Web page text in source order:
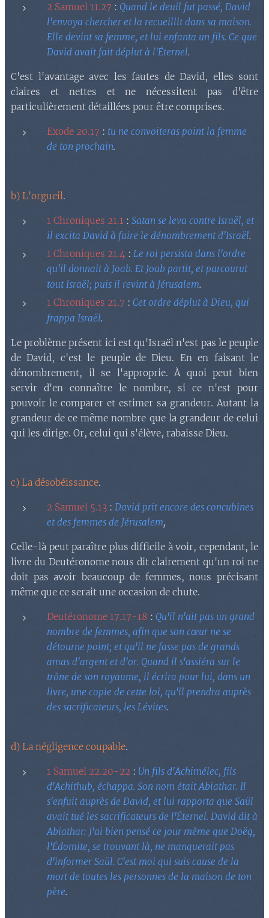
2 Samuel 11.27 : Quand le deuil fut passé, David
l'envoya chercher et la recueillit dans sa maison.
Elle devint sa femme, et lui enfanta un fils. Ce que
David avait fait déplut à l'Éternel.
C'est l'avantage avec les fautes de David, elles sont
claires et nettes et ne nécessitent pas d'être
particulièrement détaillées pour être comprises.
Exode 20.17 : tu ne convoiteras point la femme
de ton prochain.
b) L'orgueil.
1 Chroniques 21.1 : Satan se leva contre Israël, et
il excita David à faire le dénombrement d'Israël.
1 Chroniques 21.4 : Le roi persista dans l'ordre
qu'il donnait à Joab. Et Joab partit, et parcourut
tout Israël; puis il revint à Jérusalem.
1 Chroniques 21.7 : Cet ordre déplut à Dieu, qui
frappa Israël.
Le problème présent ici est qu'Israël n'est pas le peuple
de David, c'est le peuple de Dieu. En en faisant le
dénombrement, il se l'approprie. À quoi peut bien
servir d'en connaître le nombre, si ce n'est pour
pouvoir le comparer et estimer sa grandeur. Autant la
grandeur de ce même nombre que la grandeur de celui
qui les dirige. Or, celui qui s'élève, rabaisse Dieu.
c) La désobéissance.
2 Samuel 5.13 : David prit encore des concubines
et des femmes de Jérusalem,
Celle-là peut paraître plus difficile à voir, cependant, le
livre du Deutéronome nous dit clairement qu'un roi ne
doit pas avoir beaucoup de femmes, nous précisant
même que ce serait une occasion de chute.
Deutéronome 17.17-18 : Qu'il n'ait pas un grand
nombre de femmes, afin que son cœur ne se
détourne point; et qu'il ne fasse pas de grands
amas d'argent et d'or. Quand il s'assiéra sur le
trône de son royaume, il écrira pour lui, dans un
livre, une copie de cette loi, qu'il prendra auprès
des sacrificateurs, les Lévites.
d) La négligence coupable.
1 Samuel 22.20-22 : Un fils d'Achimélec, fils
d'Achithub, échappa. Son nom était Abiathar. Il
s'enfuit auprès de David, et lui rapporta que Saül
avait tué les sacrificateurs de l'Éternel. David dit à
Abiathar: J'ai bien pensé ce jour même que Doëg,
l'Édomite, se trouvant là, ne manquerait pas
d'informer Saül. C'est moi qui suis cause de la
mort de toutes les personnes de la maison de ton
père.